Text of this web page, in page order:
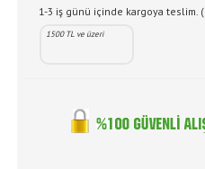
1-3 iş günü içinde kargoya teslim.
1500 TL ve üzeri